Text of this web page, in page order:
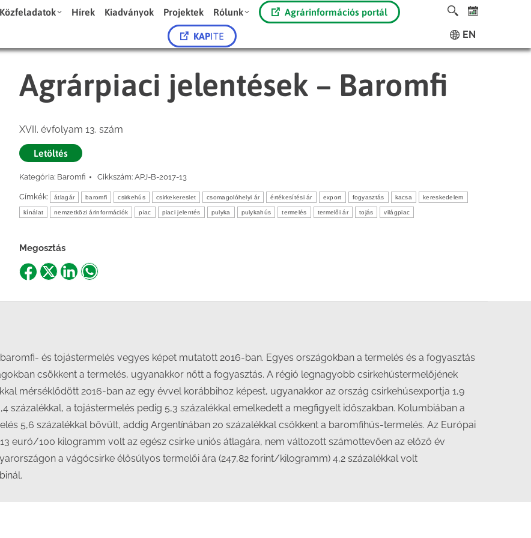
Közfeladatok Hírek Kiadványok Projektek Rólunk Agrárinformációs portál
KAPITE EN
Agrárpiaci jelentések – Baromfi
XVII. évfolyam 13. szám
Letöltés
Kategória: Baromfi Cikkszám: APJ-B-2017-13
Címkék: átlagár baromfi csirkehús csirkekereslet csomagolóhelyi ár értékesítési ár export fogyasztás kacsa kereskedelem
kínálat nemzetközi árinformációk piac piaci jelentés pulyka pulykahús termelés termelői ár tojás világpiac
Megosztás
ShareShareShareShare
és tojástermelés vegyes képet mutatott 2016-ban. Egyes országokban a termelés és a fogyasztás
csökkent a termelés, ugyanakkor nőtt a fogyasztás. A régió legnagyobb csirkehústermelőjének
mérséklődött 2016-ban az egy évvel korábbihoz képest, ugyanakkor az ország csirkehúsexportja 1,9
százalékkal, a tojástermelés pedig 5,3 százalékkal emelkedett a megfigyelt időszakban. Kolumbiában a
5,6 százalékkal bővült, addig Argentínában 20 százalékkal csökkent a baromfihús-termelés. Az Európai
euró/100 kilogramm volt az egész csirke uniós átlagára, nem változott számottevően az előző év
a vágócsirke élősúlyos termelői ára (247,82 forint/kilogramm) 4,2 százalékkal volt